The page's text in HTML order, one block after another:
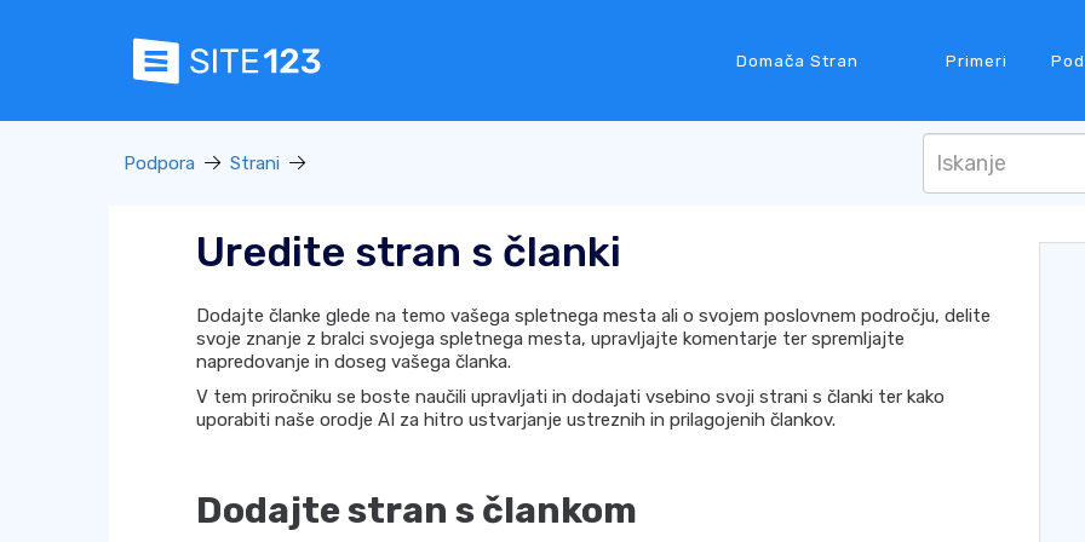
Domača Stran Primeri
Podpora Strani
Uredite stran s članki
Dodajte članke glede na temo vašega spletnega mesta ali o svojem poslovnem področju, delite
svoje znanje z bralci svojega spletnega mesta, upravljajte komentarje ter spremljajte
napredovanje in doseg vašega članka.
V tem priročniku se boste naučili upravljati in dodajati vsebino svoji strani s članki ter kako
uporabiti naše orodje AI za hitro ustvarjanje ustreznih in prilagojenih člankov.
Dodajte stran s člankom